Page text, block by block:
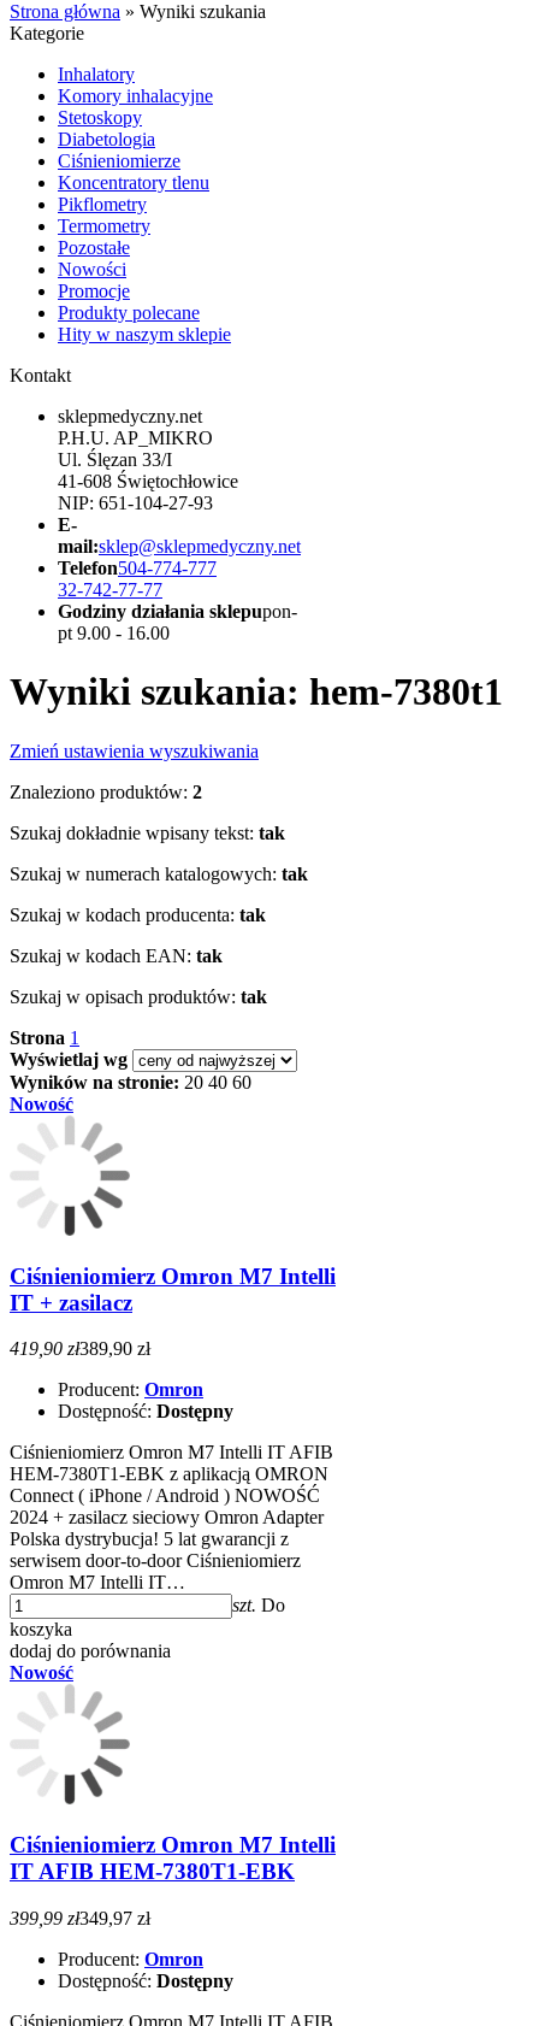
Strona główna » Wyniki szukania
Kategorie
Inhalatory
Komory inhalacyjne
Stetoskopy
Diabetologia
Ciśnieniomierze
Koncentratory tlenu
Pikflometry
Termometry
Pozostałe
Nowości
Promocje
Produkty polecane
Hity w naszym sklepie
Kontakt
sklepmedyczny.net
P.H.U. AP_MIKRO
Ul. Ślęzan 33/I
41-608 Świętochłowice
NIP: 651-104-27-93
E-
mail:sklep@sklepmedyczny.net
Telefon504-774-777
32-742-77-77
Godziny działania sklepupon-
pt 9.00 - 16.00
Wyniki szukania: hem-7380t1
Zmień ustawienia wyszukiwania
Znaleziono produktów: 2
Szukaj dokładnie wpisany tekst: tak
Szukaj w numerach katalogowych: tak
Szukaj w kodach producenta: tak
Szukaj w kodach EAN: tak
Szukaj w opisach produktów: tak
Strona 1
Wyświetlaj wg
Wyników na stronie: 20 40 60
Nowość
Ciśnieniomierz Omron M7 Intelli
IT + zasilacz
419,90 zł389,90 zł
Producent: Omron
Dostępność: Dostępny
Ciśnieniomierz Omron M7 Intelli IT AFIB
HEM-7380T1-EBK z aplikacją OMRON
Connect ( iPhone / Android ) NOWOŚĆ
2024 + zasilacz sieciowy Omron Adapter
Polska dystrybucja! 5 lat gwarancji z
serwisem door-to-door Ciśnieniomierz
Omron M7 Intelli IT…
szt. Do
koszyka
dodaj do porównania
Nowość
Ciśnieniomierz Omron M7 Intelli
IT AFIB HEM-7380T1-EBK
399,99 zł349,97 zł
Producent: Omron
Dostępność: Dostępny
Ciśnieniomierz Omron M7 Intelli IT AFIB